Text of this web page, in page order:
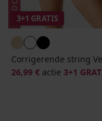
3+1 GRATIS
Corrigerende string
26,99 € actie 3+1